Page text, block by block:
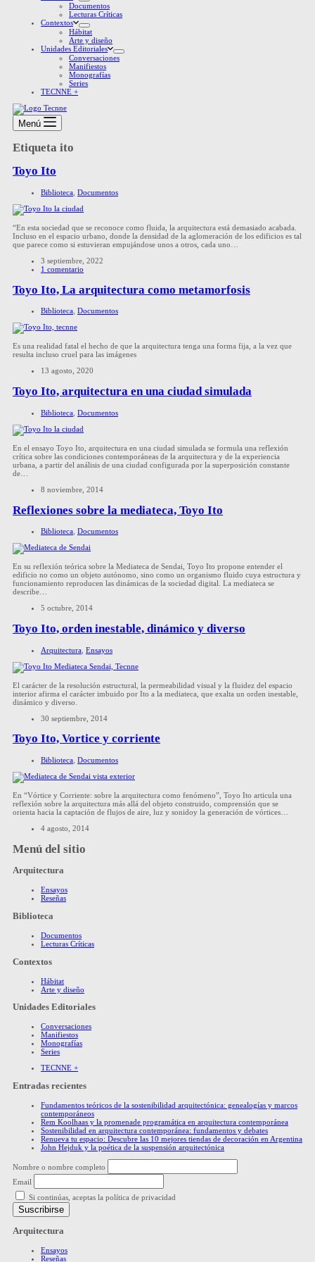
Documentos
Lecturas Críticas
Contextos
Hábitat
Arte y diseño
Unidades Editoriales
Conversaciones
Manifiestos
Monografías
Series
TECNNE +
Menú
Etiqueta ito
Toyo Ito
Biblioteca Documentos
“En esta sociedad que se reconoce como fluida, la arquitectura está demasiado acabada.
Incluso en el espacio urbano, donde la densidad de la aglomeración de los edificios es tal
que parece como si estuvieran empujándose unos a otros, cada uno…
3 septiembre, 2022
1 comentario
Toyo Ito, La arquitectura como metamorfosis
Biblioteca, Documentos
Es una realidad fatal el hecho de que la arquitectura tenga una forma fija, a la vez que
resulta incluso cruel para las imágenes
13 agosto, 2020
Toyo Ito, arquitectura en una ciudad simulada
Biblioteca Documentos
En el ensayo Toyo Ito, arquitectura en una ciudad simulada se formula una reflexión
crítica sobre las condiciones contemporáneas de la arquitectura y de la experiencia
urbana, a partir del análisis de una ciudad configurada por la superposición constante
de…
8 noviembre, 2014
Reflexiones sobre la mediateca, Toyo Ito
Biblioteca Documentos
En su reflexión teórica sobre la Mediateca de Sendai, Toyo Ito propone entender el
edificio no como un objeto autónomo, sino como un organismo fluido cuya estructura y
funcionamiento reproducen las dinámicas de la sociedad digital. La mediateca se
describe…
5 octubre, 2014
Toyo Ito, orden inestable, dinámico y diverso
Arquitectura Ensayos
El carácter de la resolución estructural, la permeabilidad visual y la fluidez del espacio
interior afirma el carácter imbuido por Ito a la mediateca, que exalta un orden inestable,
dinámico y diverso.
30 septiembre, 2014
Toyo Ito, Vortice y corriente
Biblioteca Documentos
En “Vórtice y Corriente: sobre la arquitectura como fenómeno”, Toyo Ito articula una
reflexión sobre la arquitectura más allá del objeto construido, comprensión que se
orienta hacia la captación de flujos de aire, luz y sonidoy la generación de vórtices…
4 agosto, 2014
Menú del sitio
Arquitectura
Ensayos
Reseñas
Biblioteca
Documentos
Lecturas Críticas
Contextos
Hábitat
Arte y diseño
Unidades Editoriales
Conversaciones
Manifiestos
Monografías
Series
TECNNE +
Entradas recientes
Fundamentos teóricos de la sostenibilidad arquitectónica: genealogías y marcos
contemporáneos
Rem Koolhaas y la promenade programática en arquitectura contemporánea
Sostenibilidad en arquitectura contemporánea: fundamentos y debates
Renueva tu espacio: Descubre las 10 mejores tiendas de decoración en Argentina
John Hejduk y la poética de la suspensión arquitectónica
Nombre o nombre completo
Email
Si continúas, aceptas la política de privacidad
Arquitectura
Ensayos
Reseñas